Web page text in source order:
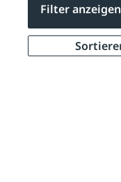
Filter anzeigen